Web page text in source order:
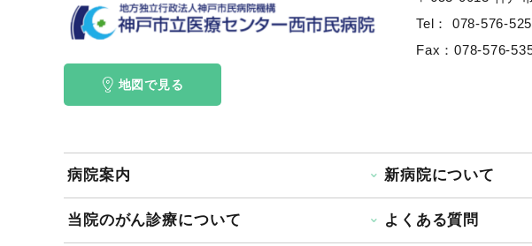
Tel：
078-576-
Fax：078-576-
地図で見る
病院案内
当院のがん診療について
新病院について
よくある質問